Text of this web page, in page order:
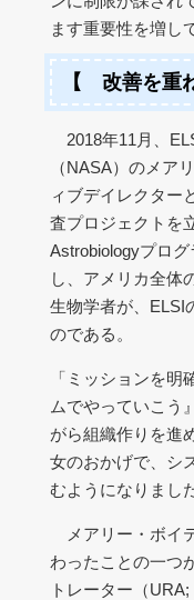
ます重要性を増し
【 改善を重
2018年11月、
（NASA）のメア
ィブデイレクター
査プロジェクトを
Astrobiologyプロ
し、アメリカ全体
生物学者が、ELSI
のである。
「ミッションを
ムでやっていこう
がら組織作りを進
女のおかげで、シ
むようになりまし
メアリー・ボイ
わったことの一つ
トレーター（